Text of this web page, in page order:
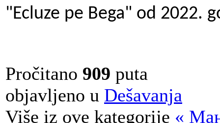
"Ecluze pe Bega" od 2022.
Pročitano 909 puta
objavljeno u Dešavanja
Više iz ove kategorije «